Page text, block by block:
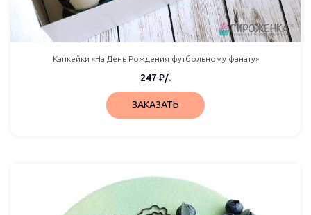
Капкейки «На День Рождения футбольному фанату»
247 ₽/.
ЗАКАЗАТЬ